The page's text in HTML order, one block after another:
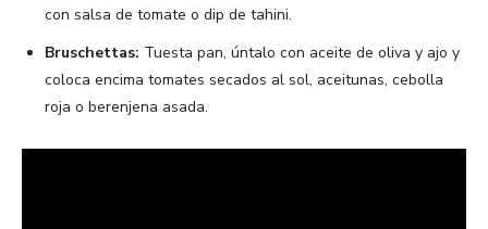
con salsa de tomate o dip de tahini.
Bruschettas: Tuesta pan, úntalo con aceite de oliva y ajo y
coloca encima tomates secados al sol, aceitunas, cebolla
roja o berenjena asada.